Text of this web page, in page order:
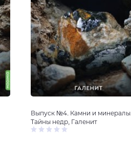
Выпуск №4. Камни и минералы.
Тайны недр, Галенит